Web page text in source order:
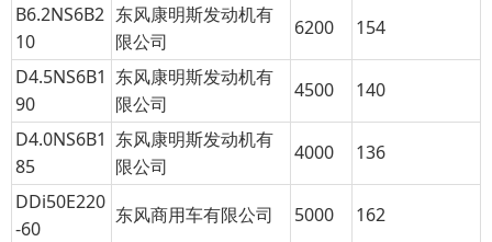
B6.2NS6B2
10
东风康明斯发动机有
限公司
6200 154
D4.5NS6B1
90
东风康明斯发动机有
限公司
4500 140
D4.0NS6B1
85
东风康明斯发动机有
限公司
4000 136
DDi50E220
-60
东风商用车有限公司 5000 162